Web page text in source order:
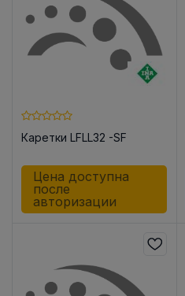
Каретки LFLL32 -SF
Цена доступна
после
авторизации